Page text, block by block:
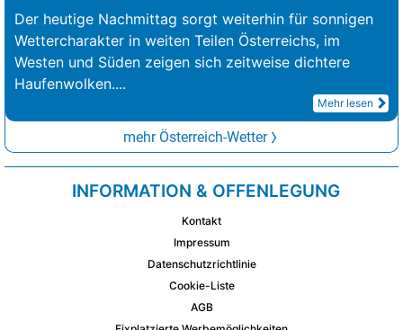
Der heutige Nachmittag sorgt weiterhin für sonnigen
Wettercharakter in weiten Teilen Österreichs, im
Westen und Süden zeigen sich zeitweise dichtere
Haufenwolken....
Mehr lesen
mehr Österreich-Wetter
INFORMATION & OFFENLEGUNG
Kontakt
Impressum
Datenschutzrichtlinie
Cookie-Liste
AGB